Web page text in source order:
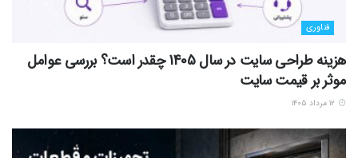
فناوری
هزینه طراحی سایت در سال 1405 چقدر است؟ بررسی عوامل
موثر بر قیمت سایت